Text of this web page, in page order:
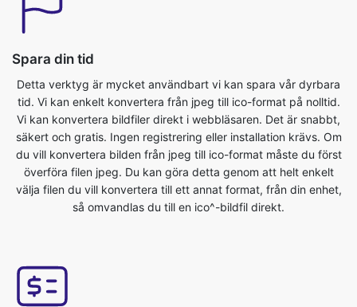
Detta verktyg är mycket användbart vi kan spara vår dyrbara
tid. Vi kan enkelt konvertera från jpeg till ico-format på nolltid.
Vi kan konvertera bildfiler direkt i webbläsaren. Det är snabbt,
säkert och gratis. Ingen registrering eller installation krävs. Om
du vill konvertera bilden från jpeg till ico-format måste du först
överföra filen jpeg. Du kan göra detta genom att helt enkelt
välja filen du vill konvertera till ett annat format, från din enhet,
så omvandlas du till en ico^-bildfil direkt.
Bästa kvalitet
Kvaliteten på din bild påverkas inte av att den konverteras från